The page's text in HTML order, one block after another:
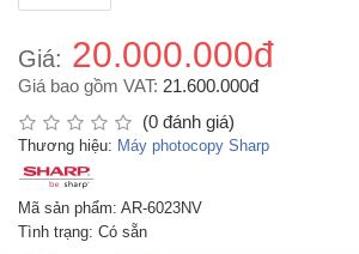
Giá: 20.000.000đ
Giá bao gồm VAT: 21.600.000đ
(0 đánh giá)
Thương hiệu: Máy photocopy Sharp
Mã sản phẩm: AR-6023NV
Tình trạng: Có sẵn